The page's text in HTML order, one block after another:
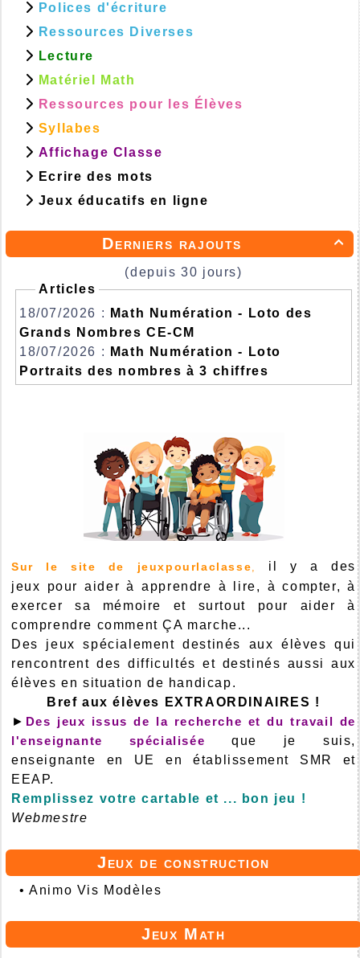

Derniers rajouts
(depuis 30 jours)
Articles
18/07/2026 :
Math Numération - Loto des
Grands Nombres CE-CM
18/07/2026 :
Math Numération - Loto
Portraits des nombres à 3 chiffres
Sur le site de jeuxpourlaclasse,
il y a des
jeux pour aider à apprendre à lire, à compter, à
exercer sa mémoire et surtout pour aider à
comprendre comment ÇA marche...
Des jeux spécialement destinés aux élèves qui
rencontrent des difficultés et destinés aussi aux
élèves en situation de handicap.
Bref aux élèves EXTRAORDINAIRES !
► Des jeux issus de la recherche et du travail de
l'enseignante spécialisée que je suis,
enseignante en UE en établissement SMR et
EEAP.
Remplissez votre cartable et ... bon jeu !
Webmestre
Jeux de construction
•Animo Vis Modèles
Jeux Math
Polices d'écriture
Ressources Diverses
Lecture
Matériel Math
Ressources pour les Élèves
Syllabes
Affichage Classe
Ecrire des mots
Jeux éducatifs en ligne